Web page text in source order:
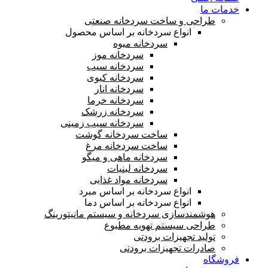
خدمات ما
طراحی و ساخت سردخانه صنعتی
انواع سردخانه بر اساس محصول
سردخانه میوه
سردخانه موز
سردخانه سیب
سردخانه کیوی
سردخانه انار
سردخانه خرما
سردخانه زرشک
سردخانه سیب زمینی
ساخت سردخانه گوشت
ساخت سردخانه مرغ
سردخانه ماهی و میگو
سردخانه لبنیات
سردخانه مواد غذایی
انواع سردخانه بر اساس مبرد
انواع سردخانه بر اساس دما
هوشمندسازی سردخانه و سیستم مانیتورینگ
طراحی سیستم تهویه مطبوع
تولید تجهیزات برودتی
صادرات تجهیزات برودتی
فروشگاه